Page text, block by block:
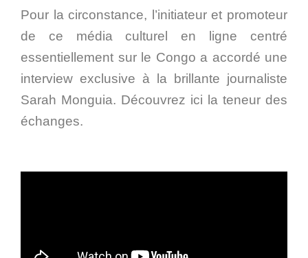
Pour la circonstance, l’initiateur et promoteur
de ce média culturel en ligne centré
essentiellement sur le Congo a accordé une
interview exclusive à la brillante journaliste
Sarah Monguia. Découvrez ici la teneur des
échanges.